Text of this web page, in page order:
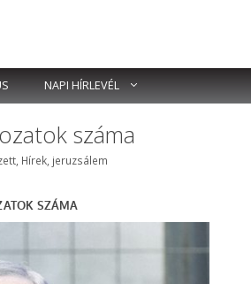
NAPI HÍRLEVÉL
száma
Hírek jeruzsálem